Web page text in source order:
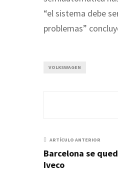
“el sistema debe
problemas”
VOLKSWAGEN
ARTÍCULO ANTERIOR
Barcelona se
Iveco